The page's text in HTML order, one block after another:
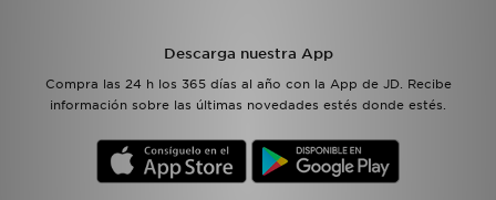
Descarga nuestra App
Compra las 24 h los 365 días al año con la App de JD. Recibe
información sobre las últimas novedades estés donde estés.